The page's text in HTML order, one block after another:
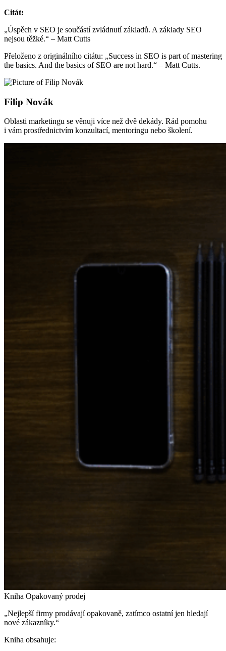
Citát:
„Úspěch v SEO je součástí zvládnutí základů. A základy SEO
nejsou těžké.“ – Matt Cutts
Přeloženo z originálního citátu: „Success in SEO is part of mastering
the basics. And the basics of SEO are not hard.“ – Matt Cutts.
Filip Novák
Oblasti marketingu se věnuji více než dvě dekády. Rád pomohu
i vám prostřednictvím konzultací, mentoringu nebo školení.
Kniha Opakovaný prodej
„Nejlepší firmy prodávají opakovaně, zatímco ostatní jen hledají
nové zákazníky.“
Kniha obsahuje: